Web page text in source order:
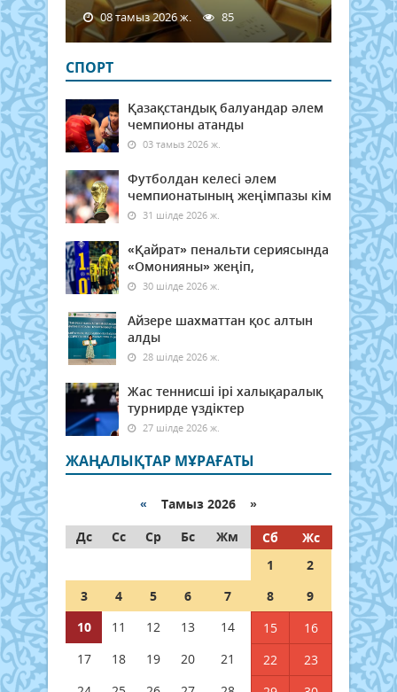
08 тамыз 2026 ж. 85
СПОРТ
Қазақстандық балуандар әлем
чемпионы атанды
03 тамыз 2026 ж.
Футболдан келесі әлем
чемпионатының жеңімпазы кім
31 шілде 2026 ж.
«Қайрат» пенальти сериясында
«Омонияны» жеңіп,
30 шілде 2026 ж.
Айзере шахматтан қос алтын
алды
28 шілде 2026 ж.
Жас теннисші ірі халықаралық
турнирде үздіктер
27 шілде 2026 ж.
ЖАҢАЛЫҚТАР МҰРАҒАТЫ
« Тамыз 2026 »
Дс
Сс Ср Бс Жм Сб
Жс
1
2
3
4 5 6 7 8
9
10
11 12 13 14 15
16
17
18 19 20 21 22
23